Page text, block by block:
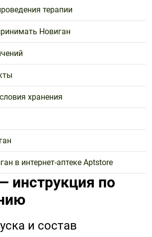
терапии
Новиган
хранения
в интернет-аптеке Aptstore
инструкция по
и состав